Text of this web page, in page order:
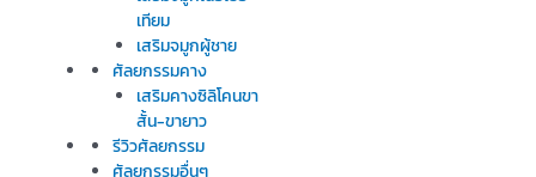
เทียม
เสริมจมูกผู้ชาย
ศัลยกรรมคาง
เสริมคางซิลิโคนขา
สั้น-ขายาว
รีวิวศัลยกรรม
ศัลยกรรมอื่นๆ